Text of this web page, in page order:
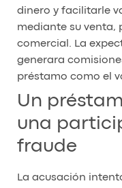
dinero y facilitarle
mediante su venta,
comercial. La
generara
préstamo como el
Un
una
fraude
La acusación